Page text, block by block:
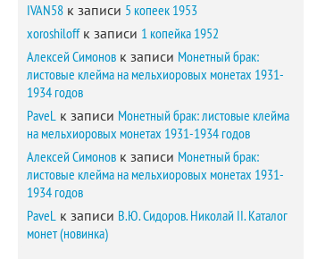
IVAN58 к записи 5 копеек 1953
xoroshiloffк записи 1 копейка 1952
Алексей Симонов к записи Монетный брак:
листовые клейма на мельхиоровых монетах 1931-
1934 годов
PaveL к записи Монетный брак: листовые клейма
на мельхиоровых монетах 1931-1934 годов
Алексей Симонов к записи Монетный брак:
листовые клейма на мельхиоровых монетах 1931-
1934 годов
PaveL к записи В.Ю. Сидоров. Николай II. Каталог
монет (новинка)